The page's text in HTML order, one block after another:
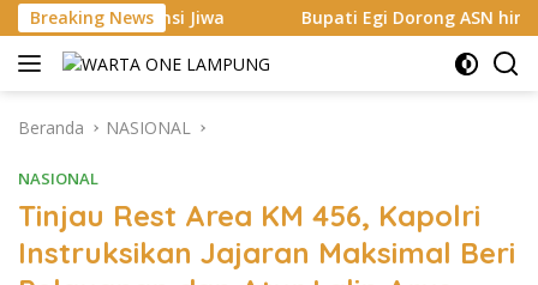
Langsung
ke
konten
Breaking News
Jiwa Bupati Egi Dorong ASN hingga Generasi
Beranda NASIONAL
NASIONAL
Tinjau Rest Area KM 456, Kapolri
Instruksikan Jajaran Maksimal Beri